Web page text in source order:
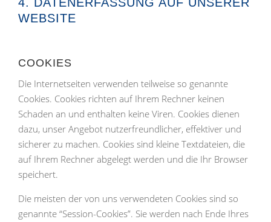
WEBSITE
COOKIES
Die Internetseiten verwenden teilweise so genannte
Cookies. Cookies richten auf Ihrem Rechner keinen
Schaden an und enthalten keine Viren. Cookies dienen
dazu, unser Angebot nutzerfreundlicher, effektiver und
sicherer zu machen. Cookies sind kleine Textdateien, die
auf Ihrem Rechner abgelegt werden und die Ihr Browser
speichert.
Die meisten der von uns verwendeten Cookies sind so
genannte “Session-Cookies”. Sie werden nach Ende Ihres